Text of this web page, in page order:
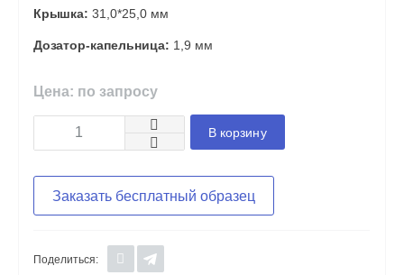
Крышка: 31,0*25,0 мм
Дозатор-капельница: 1,9 мм
Цена: по запросу
В корзину
Заказать бесплатный образец
Поделиться: